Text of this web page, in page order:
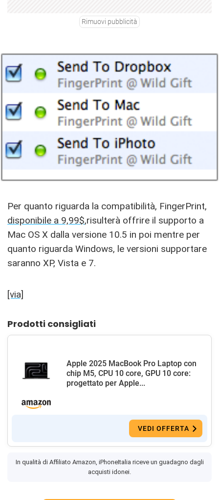
Rimuovi pubblicità
Per quanto riguarda la compatibilità, FingerPrint,
disponibile a 9,99$,risulterà offrire il supporto a
Mac OS X dalla versione 10.5 in poi mentre per
quanto riguarda Windows, le versioni supportare
saranno XP, Vista e 7.
[via]
Prodotti consigliati
Apple 2025 MacBook Pro Laptop con
chip M5, CPU 10 core, GPU 10 core:
progettato per Apple...
VEDI OFFERTA
In qualità di Affiliato Amazon, iPhoneItalia riceve un guadagno dagli
acquisti idonei.